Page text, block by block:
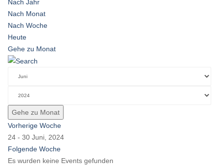
Nach Jahr
Nach Monat
Nach Woche
Heute
Gehe zu Monat
Gehe zu Monat
Vorherige Woche
24 - 30 Juni, 2024
Folgende Woche
Es wurden keine Events gefunden